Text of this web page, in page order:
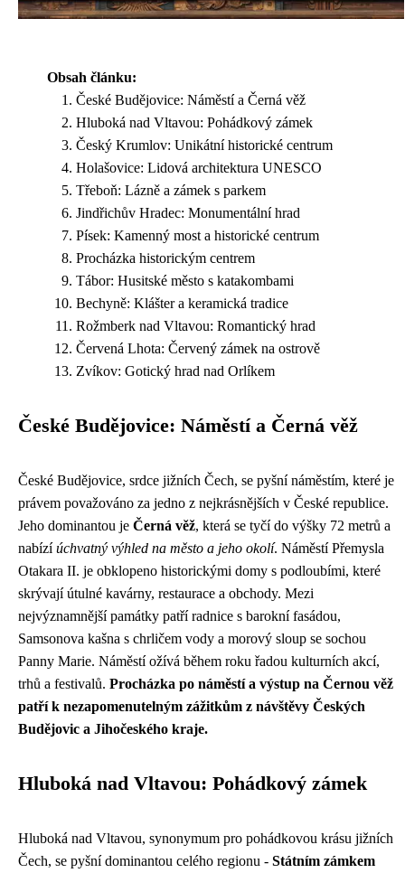
Obsah článku:
České Budějovice: Náměstí a Černá věž
Hluboká nad Vltavou: Pohádkový zámek
Český Krumlov: Unikátní historické centrum
Holašovice: Lidová architektura UNESCO
Třeboň: Lázně a zámek s parkem
Jindřichův Hradec: Monumentální hrad
Písek: Kamenný most a historické centrum
Procházka historickým centrem
Tábor: Husitské město s katakombami
Bechyně: Klášter a keramická tradice
Rožmberk nad Vltavou: Romantický hrad
Červená Lhota: Červený zámek na ostrově
Zvíkov: Gotický hrad nad Orlíkem
České Budějovice: Náměstí a Černá věž
České Budějovice, srdce jižních Čech, se pyšní náměstím, které je
právem považováno za jedno z nejkrásnějších v České republice.
Jeho dominantou je Černá věž, která se tyčí do výšky 72 metrů a
nabízíúchvatný výhled na město a jeho okolí. Náměstí Přemysla
Otakara II. je obklopeno historickými domy s podloubími, které
skrývají útulné kavárny, restaurace a obchody. Mezi
nejvýznamnější památky patří radnice s barokní fasádou,
Samsonova kašna s chrličem vody a morový sloup se sochou
Panny Marie. Náměstí ožívá během roku řadou kulturních akcí,
trhů a festivalů. Procházka po náměstí a výstup na Černou věž
patří k nezapomenutelným zážitkům z návštěvy Českých
Budějovic a Jihočeského kraje.
Hluboká nad Vltavou: Pohádkový zámek
Hluboká nad Vltavou, synonymum pro pohádkovou krásu jižních
Čech, se pyšní dominantou celého regionu - Státním zámkem